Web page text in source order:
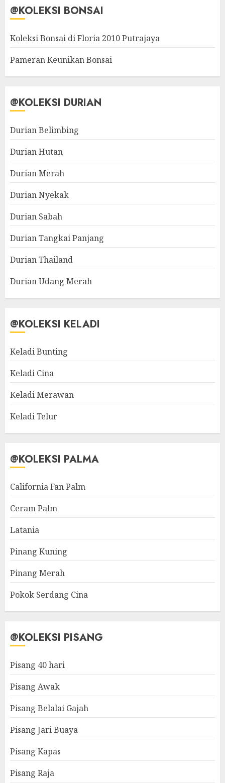
@KOLEKSI BONSAI
Koleksi Bonsai di Floria 2010 Putrajaya
Pameran Keunikan Bonsai
@KOLEKSI DURIAN
Durian Belimbing
Durian Hutan
Durian Merah
Durian Nyekak
Durian Sabah
Durian Tangkai Panjang
Durian Thailand
Durian Udang Merah
@KOLEKSI KELADI
Keladi Bunting
Keladi Cina
Keladi Merawan
Keladi Telur
@KOLEKSI PALMA
California Fan Palm
Ceram Palm
Latania
Pinang Kuning
Pinang Merah
Pokok Serdang Cina
@KOLEKSI PISANG
Pisang 40 hari
Pisang Awak
Pisang Belalai Gajah
Pisang Jari Buaya
Pisang Kapas
Pisang Raja